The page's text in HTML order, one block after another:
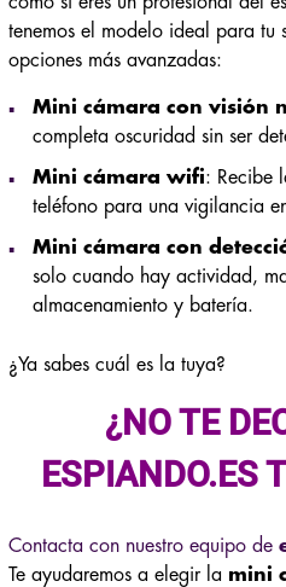
tenemos el modelo ideal para tu
opciones más avanzadas:
Mini cámara con visión
completa oscuridad sin ser
Mini cámara wifi: Recibe
teléfono para una vigilancia
Mini cámara con
solo cuando hay actividad,
almacenamiento y batería.
¿Ya sabes cuál es la tuya?
¿NO TE
ESPIANDO.ES
Contacta con nuestro equipo de
Te ayudaremos a elegir la mini